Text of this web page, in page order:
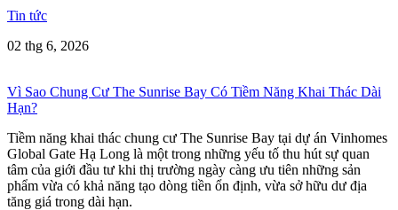
Tin tức
02 thg 6, 2026
Vì Sao Chung Cư The Sunrise Bay Có Tiềm Năng Khai Thác Dài
Hạn?
Tiềm năng khai thác chung cư The Sunrise Bay tại dự án Vinhomes
Global Gate Hạ Long là một trong những yếu tố thu hút sự quan
tâm của giới đầu tư khi thị trường ngày càng ưu tiên những sản
phẩm vừa có khả năng tạo dòng tiền ổn định, vừa sở hữu dư địa
tăng giá trong dài hạn.